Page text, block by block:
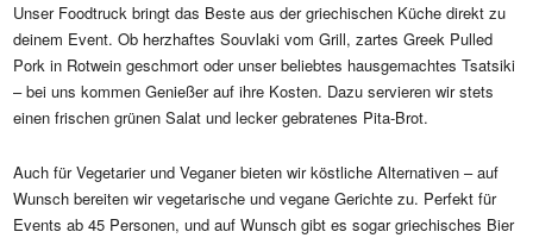
Unser Foodtruck bringt das Beste aus der griechischen Küche direkt zu
deinem Event. Ob herzhaftes Souvlaki vom Grill, zartes Greek Pulled
Pork in Rotwein geschmort oder unser beliebtes hausgemachtes Tsatsiki
– bei uns kommen Genießer auf ihre Kosten. Dazu servieren wir stets
einen frischen grünen Salat und lecker gebratenes Pita-Brot.
Auch für Vegetarier und Veganer bieten wir köstliche Alternativen – auf
Wunsch bereiten wir vegetarische und vegane Gerichte zu. Perfekt für
Events ab 45 Personen, und auf Wunsch gibt es sogar griechisches Bier